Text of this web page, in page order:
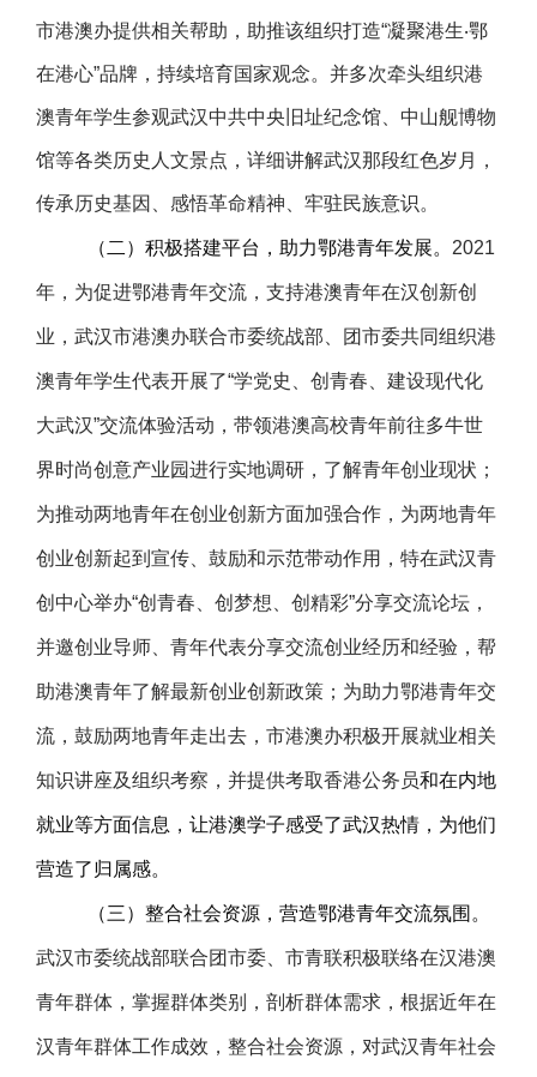
市港澳办提供相关帮助，助推该组织打造“凝聚港生‧鄂
在港心”品牌，持续培育国家观念。并多次牵头组织港
澳青年学生参观武汉中共中央旧址纪念馆、中山舰博物
馆等各类历史人文景点，详细讲解武汉那段红色岁月，
传承历史基因、感悟革命精神、牢驻民族意识。
（二）积极搭建平台，助力鄂港青年发展。 2021
年，为促进鄂港青年交流，支持港澳青年在汉创新创
业，武汉市港澳办联合市委统战部、团市委共同组织港
澳青年学生代表开展了“学党史、创青春、建设现代化
大武汉”交流体验活动，带领港澳高校青年前往多牛世
界时尚创意产业园进行实地调研，了解青年创业现状；
为推动两地青年在创业创新方面加强合作，为两地青年
创业创新起到宣传、鼓励和示范带动作用，特在武汉青
创中心举办“创青春、创梦想、创精彩”分享交流论坛，
并邀创业导师、青年代表分享交流创业经历和经验，帮
助港澳青年了解最新创业创新政策；为助力鄂港青年交
流，鼓励两地青年走出去，市港澳办积极开展就业相关
知识讲座及组织考察，并提供考取香港公务员和在内地
就业等方面信息，让港澳学子感受了武汉热情，为他们
营造了归属感。
（三）整合社会资源，营造鄂港青年交流氛围。
武汉市委统战部联合团市委、市青联积极联络在汉港澳
青年群体，掌握群体类别，剖析群体需求，根据近年在
汉青年群体工作成效，整合社会资源，对武汉青年社会